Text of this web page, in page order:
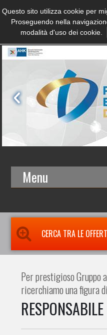
Menu
CERCA TRA LE
Per prestigioso Gruppo
ricerchiamo una figura
Questo sito utilizza cookie per
Proseguendo nella
modalità d'uso dei cookie.